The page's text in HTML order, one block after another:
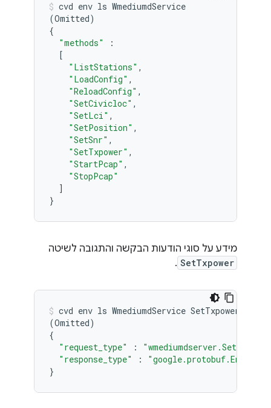
cvd env ls
(Omitted)
{
"methods"
[
"ListStations"
"LoadConfig"
"ReloadConfig"
"SetCivicloc"
"SetLci"
"SetPosition"
"SetSnr"
"SetTxpower"
"StartPcap"
"StopPcap"
]
}
מידע על סוגי הודעות הבקשה והתגובה לשיטה
SetTxpower
.
cvd env ls WmediumdService
(Omitted)
{
"request_type"
:
"response_type"
:
"google.protobuf.Empty"
}